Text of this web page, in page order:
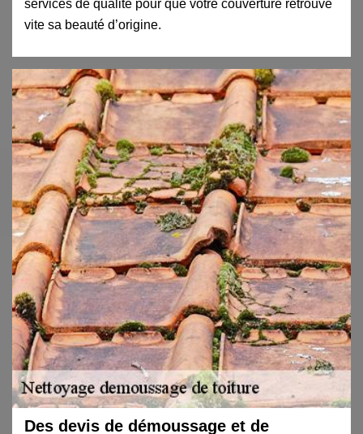
services de qualité pour que votre couverture retrouve
vite sa beauté d’origine.
Des devis de démoussage et de